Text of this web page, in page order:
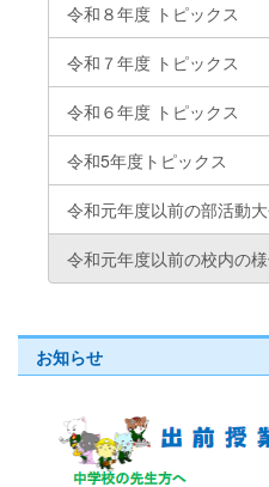
令和８年度 トピックス
令和７年度 トピックス
令和６年度 トピックス
令和5年度トピックス
令和元年度以前の部活動
令和元年度以前の校内の
お知らせ